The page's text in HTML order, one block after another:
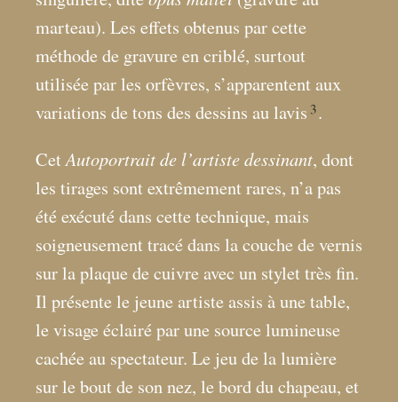
marteau). Les effets obtenus par cette
méthode de gravure en criblé, surtout
utilisée par les orfèvres, s’apparentent aux
variations de tons des dessins au lavis 3.
CetAutoportrait de l’artiste dessinant, dont
les tirages sont extrêmement rares, n’a pas
été exécuté dans cette technique, mais
soigneusement tracé dans la couche de vernis
sur la plaque de cuivre avec un stylet très fin.
Il présente le jeune artiste assis à une table,
le visage éclairé par une source lumineuse
cachée au spectateur. Le jeu de la lumière
sur le bout de son nez, le bord du chapeau, et